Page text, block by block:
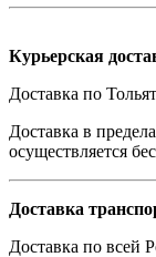
Курьерская
Доставка по
Доставка в
осуществляется
Доставка
Доставка по всей